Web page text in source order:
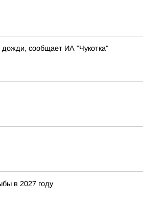
дожди, сообщает ИА "Чукотка"
в 2027 году